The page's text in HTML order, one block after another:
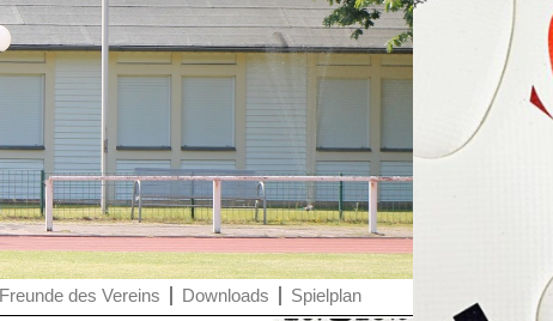
Freunde des Vereins Downloads Spielplan